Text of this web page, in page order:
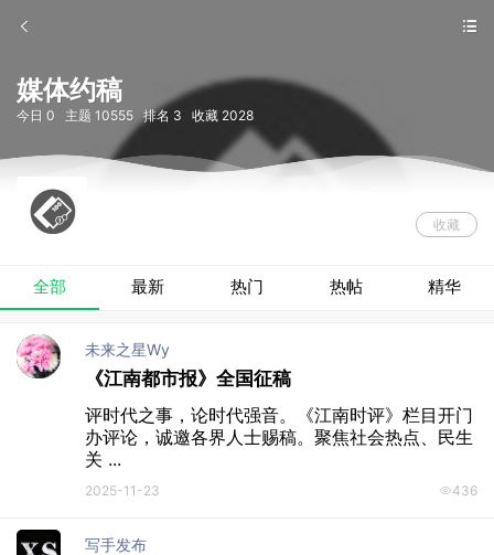
媒体约稿
今日 0 主题 10555 排名 3 收藏 2028
收藏
全部 最新 热门 热帖 精华
未来之星wy
《江南都市报》全国征稿
评时代之事，论时代强音。《江南时评》栏目开门
办评论，诚邀各界人士赐稿。聚焦社会热点、民生
关 ...
2025-11-23 436
写手发布